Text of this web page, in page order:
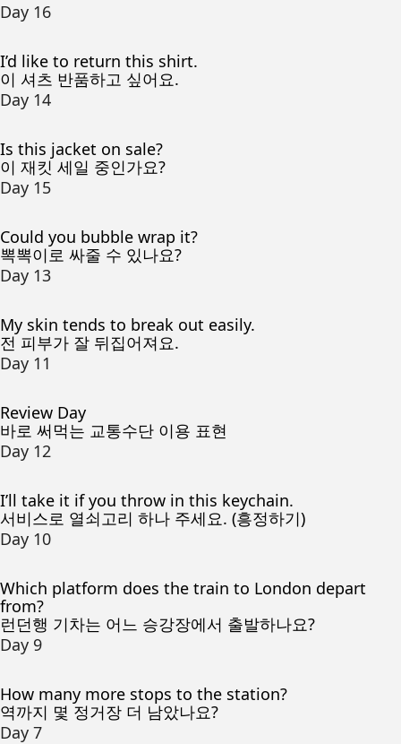
Day 16
I’d like to return this shirt.
이 셔츠 반품하고 싶어요.
Day 14
Is this jacket on sale?
이 재킷 세일 중인가요?
Day 15
Could you bubble wrap it?
뽁뽁이로 싸줄 수 있나요?
Day 13
My skin tends to break out easily.
전 피부가 잘 뒤집어져요.
Day 11
Review Day
바로 써먹는 교통수단 이용 표현
Day 12
I’ll take it if you throw in this keychain.
서비스로 열쇠고리 하나 주세요. (흥정하기)
Day 10
Which platform does the train to London depart
from?
런던행 기차는 어느 승강장에서 출발하나요?
Day 9
How many more stops to the station?
역까지 몇 정거장 더 남았나요?
Day 7